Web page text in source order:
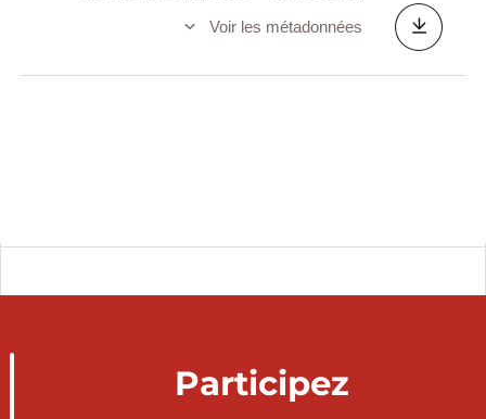
Voir les métadonnées
Participez